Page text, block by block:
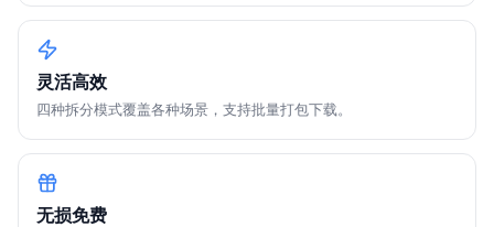
灵活高效
四种拆分模式覆盖各种场景，支持批量打包下载。
无损免费